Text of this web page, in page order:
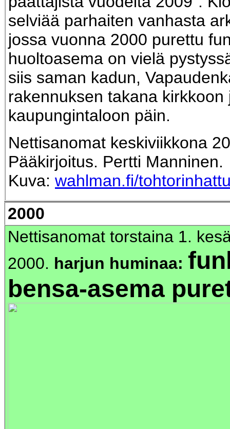
selviää parhaiten vanhasta
jossa vuonna 2000 purettu
huoltoasema on vielä
siis saman kadun,
rakennuksen takana kirkkoon
kaupungintaloon päin.
Nettisanomat keskiviikkona
Pääkirjoitus. Pertti Manninen.
Kuva: wahlman.fi/
2000
Nettisanomat torstaina 1.
2000. harjun huminaa:
bensa-asema